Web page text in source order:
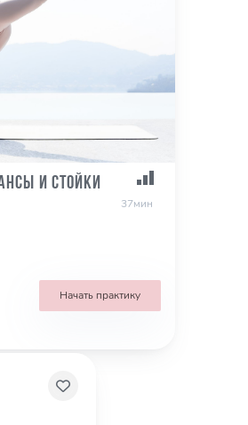
и стойки
37мин
Начать практику